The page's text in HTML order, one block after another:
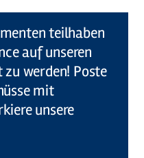
teilhaben
auf unseren
werden! Poste
mit
unsere